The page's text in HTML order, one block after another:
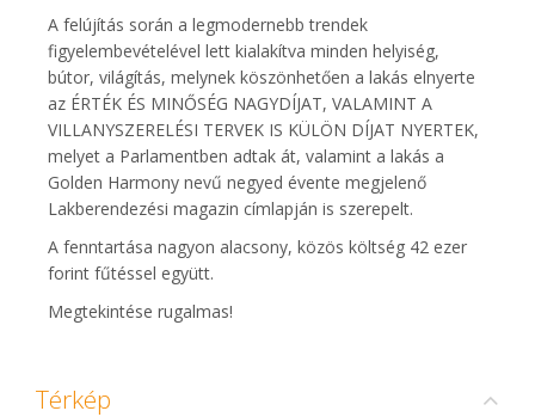
A felújítás során a legmodernebb trendek
figyelembevételével lett kialakítva minden helyiség,
bútor, világítás, melynek köszönhetően a lakás elnyerte
az ÉRTÉK ÉS MINŐSÉG NAGYDÍJAT, VALAMINT A
VILLANYSZERELÉSI TERVEK IS KÜLÖN DÍJAT NYERTEK,
melyet a Parlamentben adtak át, valamint a lakás a
Golden Harmony nevű negyed évente megjelenő
Lakberendezési magazin címlapján is szerepelt.
A fenntartása nagyon alacsony, közös költség 42 ezer
forint fűtéssel együtt.
Megtekintése rugalmas!
Térkép